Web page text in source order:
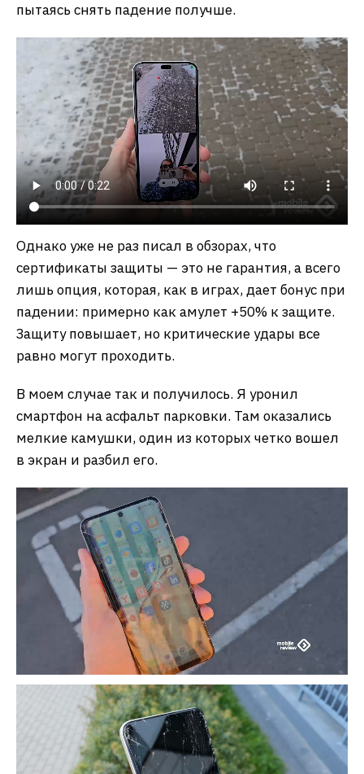
пытаясь снять падение получше.
Однако уже не раз писал в обзорах, что
сертификаты защиты — это не гарантия, а всего
лишь опция, которая, как в играх, дает бонус при
падении: примерно как амулет +50% к защите.
Защиту повышает, но критические удары все
равно могут проходить.
В моем случае так и получилось. Я уронил
смартфон на асфальт парковки. Там оказались
мелкие камушки, один из которых четко вошел
в экран и разбил его.